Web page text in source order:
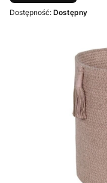
Dostępność: Dostępny